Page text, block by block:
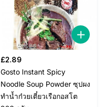
£2.89
Gosto Instant Spicy
Noodle Soup Powder ซุปผง
ทำน้ำก๋วยเตี๋ยวเรือกอสโต